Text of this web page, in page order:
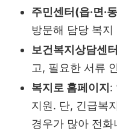
주민센터(읍·면·
방문해 담당 복
보건복지상담센
고, 필요한 서류
복지로 홈페이지 :
지원. 단, 긴급복
경우가 많아 전